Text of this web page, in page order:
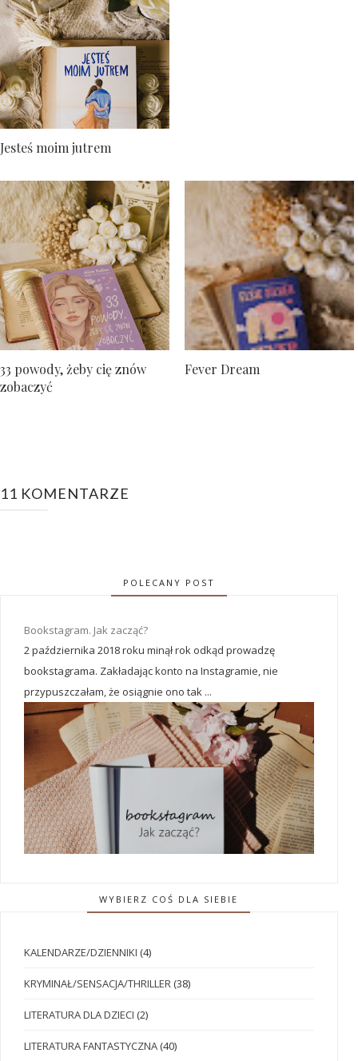
Jesteś moim jutrem
33 powody, żeby cię znów
zobaczyć
Fever Dream
11 KOMENTARZE
POLECANY POST
Bookstagram. Jak zacząć?
2 października 2018 roku minął rok odkąd prowadzę
bookstagrama. Zakładając konto na Instagramie, nie
przypuszczałam, że osiągnie ono tak ...
WYBIERZ COŚ DLA SIEBIE
KALENDARZE/DZIENNIKI (4)
KRYMINAŁ/SENSACJA/THRILLER (38)
LITERATURA DLA DZIECI (2)
LITERATURA FANTASTYCZNA (40)